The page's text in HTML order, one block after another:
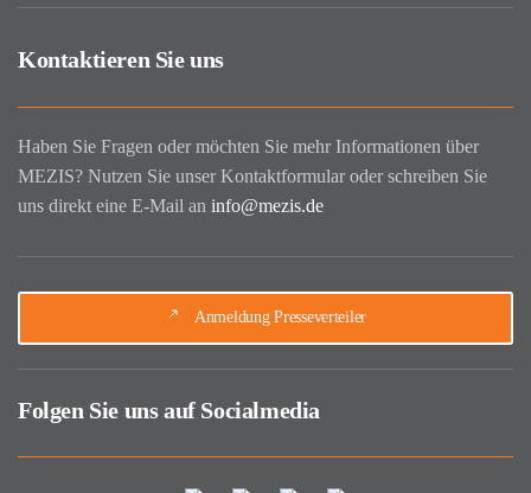
Kontaktieren Sie uns
Haben Sie Fragen oder möchten Sie mehr Informationen über
MEZIS? Nutzen Sie unser Kontaktformular oder schreiben Sie
uns direkt eine E-Mail an info@mezis.de
Anmeldung Presseverteiler
Folgen Sie uns auf Socialmedia